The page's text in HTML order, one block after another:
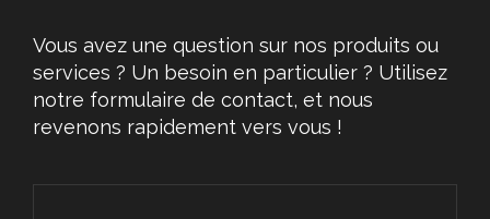
Vous avez une question sur nos produits ou
services ? Un besoin en particulier ? Utilisez
notre formulaire de contact, et nous
revenons rapidement vers vous !